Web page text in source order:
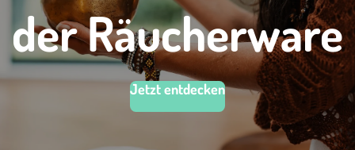
der Räucherware
Jetzt entdecken